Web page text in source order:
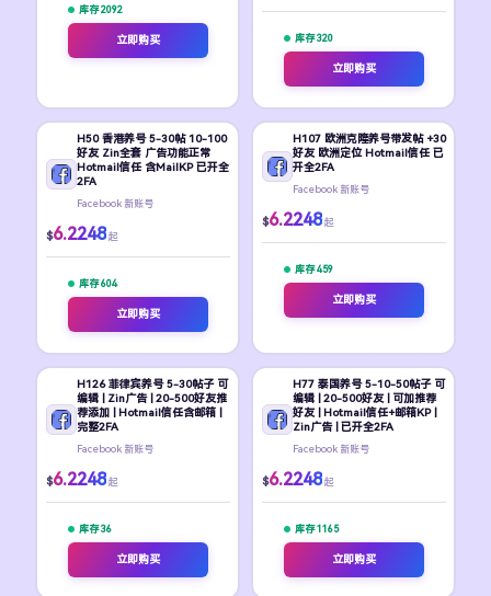
库存 2092
立即购买 库存 320
立即购买
H50 香港养号 5-30帖 10-100
好友 Zin全套 广告功能正常
Hotmail信任 含MailKP 已开全
2FA
Facebook 新账号
$6.2248 起
库存 604
立即购买
H107 欧洲克隆养号带发帖 +30
好友 欧洲定位 Hotmail信任 已
开全2FA
Facebook 新账号
$6.2248 起
库存 459
立即购买
H126 菲律宾养号 5-30帖子 可
编辑 | Zin广告 | 20-500好友推
荐添加 | Hotmail信任含邮箱 |
完整2FA
Facebook 新账号
$6.2248 起
库存 36
立即购买
H77 泰国养号 5-10-50帖子 可
编辑 | 20-500好友 | 可加推荐
好友 | Hotmail信任+邮箱KP |
Zin广告 | 已开全2FA
Facebook 新账号
$6.2248 起
库存 1165
立即购买